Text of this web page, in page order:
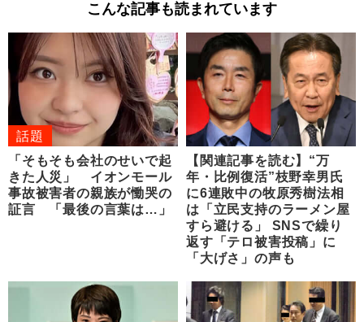
こんな記事も読まれています
話題
「そもそも会社のせいで起
きた人災」 イオンモール
事故被害者の親族が慟哭の
証言 「最後の言葉は…」
【関連記事を読む】“万
年・比例復活”枝野幸男氏
に6連敗中の牧原秀樹法相
は「立民支持のラーメン屋
すら避ける」 SNSで繰り
返す「テロ被害投稿」に
「大げさ」の声も